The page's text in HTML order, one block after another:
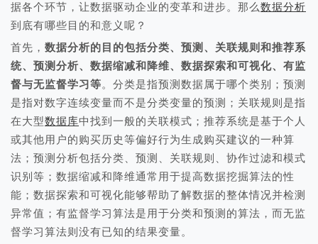
据各个环节，让数据驱动企业的变革和进步。那么数据分析
到底有哪些目的和意义呢？
首先， 数据分析的目的包括分类、预测、关联规则和推荐系
统、预测分析、数据缩减和降维、数据探索和可视化、有监
督与无监督学习等。分类是指预测数据属于哪个类别；预测
是指对数字连续变量而不是分类变量的预测；关联规则是指
在大型数据库中找到一般的关联模式；推荐系统是基于个人
或其他用户的购买历史等偏好行为生成购买建议的一种算
法；预测分析包括分类、预测、关联规则、协作过滤和模式
识别等；数据缩减和降维通常用于提高数据挖掘算法的性
能；数据探索和可视化能够帮助了解数据的整体情况并检测
异常值；有监督学习算法是用于分类和预测的算法，而无监
督学习算法则没有已知的结果变量。